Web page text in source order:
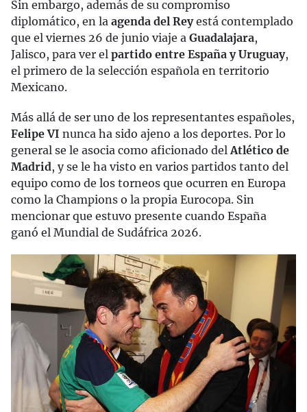
Sin embargo, además de su compromiso
diplomático, en la agenda del Reyestá contemplado
que el viernes 26 de junio viaje a Guadalajara,
Jalisco, para ver el partido entre España y Uruguay,
el primero de la selección española en territorio
Mexicano.
Más allá de ser uno de los representantes españoles,
Felipe VI nunca ha sido ajeno a los deportes. Por lo
general se le asocia como aficionado delAtlético de
Madrid, y se le ha visto en varios partidos tanto del
equipo como de los torneos que ocurren en Europa
como la Champions o la propia Eurocopa. Sin
mencionar que estuvo presente cuando España
ganó el Mundial de Sudáfrica 2026.